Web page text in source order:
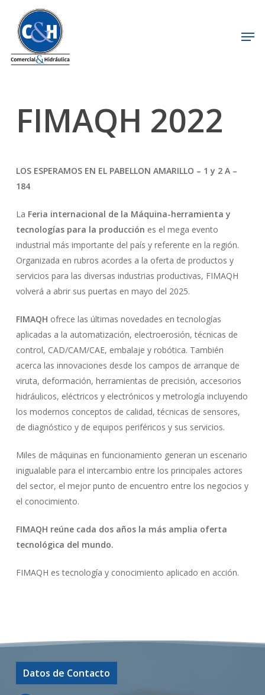
main
content
FIMAQH 2022
LOS ESPERAMOS EN EL PABELLON AMARILLO – 1 y 2 A –
184
La Feria internacional de la Máquina-herramienta y
tecnologías para la producción es el mega evento
industrial más importante del país y referente en la región.
Organizada en rubros acordes a la oferta de productos y
servicios para las diversas industrias productivas, FIMAQH
volverá a abrir sus puertas en mayo del 2025.
FIMAQH ofrece las últimas novedades en tecnologías
aplicadas a la automatización, electroerosión, técnicas de
control, CAD/CAM/CAE, embalaje y robótica. También
acerca las innovaciones desde los campos de arranque de
viruta, deformación, herramientas de precisión, accesorios
hidráulicos, eléctricos y electrónicos y metrología incluyendo
los modernos conceptos de calidad, técnicas de sensores,
de diagnóstico y de equipos periféricos y sus servicios.
Miles de máquinas en funcionamiento generan un escenario
inigualable para el intercambio entre los principales actores
del sector, el mejor punto de encuentro entre los negocios y
el conocimiento.
FIMAQH reúne cada dos años la más amplia oferta
tecnológica del mundo.
FIMAQH es tecnología y conocimiento aplicado en acción.
Datos de Contacto
Close